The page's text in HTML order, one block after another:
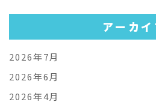
アーカイ
2026年7月
2026年6月
2026年4月